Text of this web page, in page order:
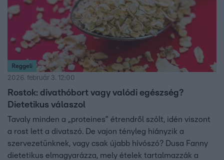
Reggeli
2026. február 3. 12:00
Rostok: divathóbort vagy valódi egészség?
Dietetikus válaszol
Tavaly minden a „proteines” étrendről szólt, idén viszont
a rost lett a divatszó. De vajon tényleg hiányzik a
szervezetünknek, vagy csak újabb hívószó? Dusa Fanny
dietetikus elmagyarázza, mely ételek tartalmazzák a